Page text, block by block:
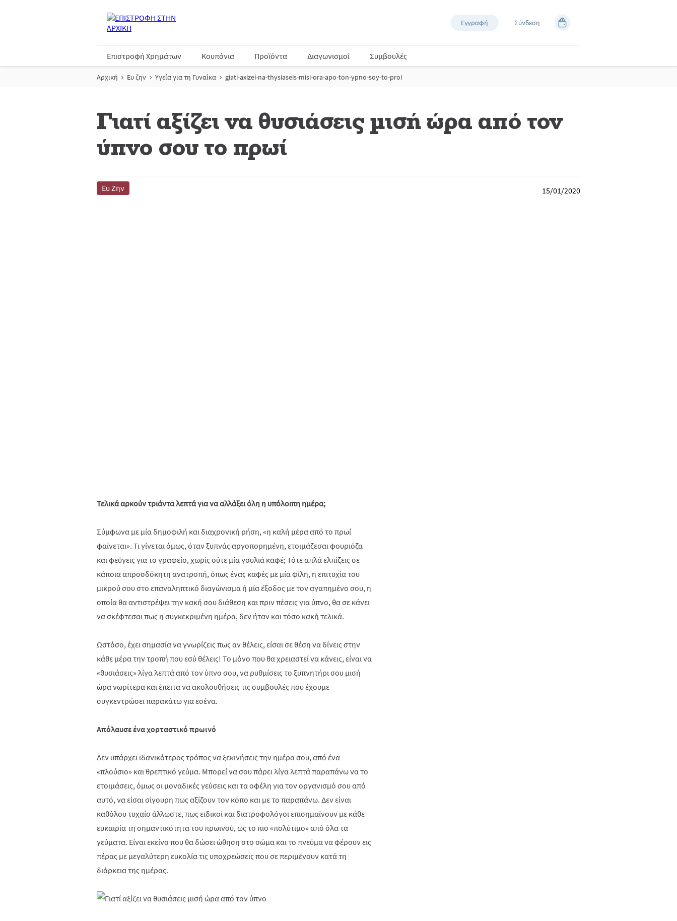
Εγγραφή Σύνδεση
Επιστροφή Χρημάτων Κουπόνια Προϊόντα Διαγωνισμοί Συμβουλές
Αρχική Ευ ζην Υγεία για τη Γυναίκα giati-axizei-na-thysiaseis-misi-ora-apo-ton-ypno-soy-to-proi
Γιατί αξίζει να θυσιάσεις μισή ώρα από τον
ύπνο σου το πρωί
Ευ Ζην 15/01/2020
Τελικά αρκούν τριάντα λεπτά για να αλλάξει όλη η υπόλοιπη ημέρα;
Σύμφωνα με μία δημοφιλή και διαχρονική ρήση, «η καλή μέρα από το πρωί
φαίνεται». Τι γίνεται όμως, όταν ξυπνάς αργοπορημένη, ετοιμάζεσαι φουριόζα
και φεύγεις για το γραφείο, χωρίς ούτε μία γουλιά καφέ; Τότε απλά ελπίζεις σε
κάποια απροσδόκητη ανατροπή, όπως ένας καφές με μία φίλη, η επιτυχία του
μικρού σου στο επαναληπτικό διαγώνισμα ή μία έξοδος με τον αγαπημένο σου, η
οποία θα αντιστρέψει την κακή σου διάθεση και πριν πέσεις για ύπνο, θα σε κάνει
να σκέφτεσαι πως η συγκεκριμένη ημέρα, δεν ήταν και τόσο κακή τελικά.
Ωστόσο, έχει σημασία να γνωρίζεις πως αν θέλεις, είσαι σε θέση να δίνεις στην
κάθε μέρα την τροπή που εσύ θέλεις! Το μόνο που θα χρειαστεί να κάνεις, είναι να
«θυσιάσεις» λίγα λεπτά από τον ύπνο σου, να ρυθμίσεις το ξυπνητήρι σου μισή
ώρα νωρίτερα και έπειτα να ακολουθήσεις τις συμβουλές που έχουμε
συγκεντρώσει παρακάτω για εσένα.
Απόλαυσε ένα χορταστικό πρωινό
Δεν υπάρχει ιδανικότερος τρόπος να ξεκινήσεις την ημέρα σου, από ένα
«πλούσιο» και θρεπτικό γεύμα. Μπορεί να σου πάρει λίγα λεπτά παραπάνω να το
ετοιμάσεις, όμως οι μοναδικές γεύσεις και τα οφέλη για τον οργανισμό σου από
αυτό, να είσαι σίγουρη πως αξίζουν τον κόπο και με το παραπάνω. Δεν είναι
καθόλου τυχαίο άλλωστε, πως ειδικοί και διατροφολόγοι επισημαίνουν με κάθε
ευκαιρία τη σημαντικότητα του πρωινού, ως το πιο «πολύτιμο» από όλα τα
γεύματα. Είναι εκείνο που θα δώσει ώθηση στο σώμα και το πνεύμα να φέρουν εις
πέρας με μεγαλύτερη ευκολία τις υποχρεώσεις που σε περιμένουν κατά τη
διάρκεια της ημέρας.